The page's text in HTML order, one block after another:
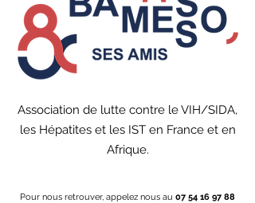
Association de lutte contre le VIH/SIDA,
les Hépatites et les IST en France et en
Afrique.
Pour nous retrouver, appelez nous au 07 54 16 97 88